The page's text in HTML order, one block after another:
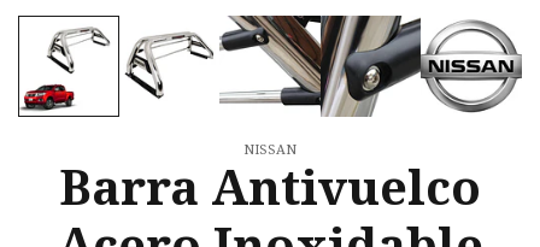
NISSAN
Barra Antivuelco